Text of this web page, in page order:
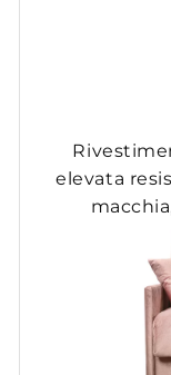
elevata